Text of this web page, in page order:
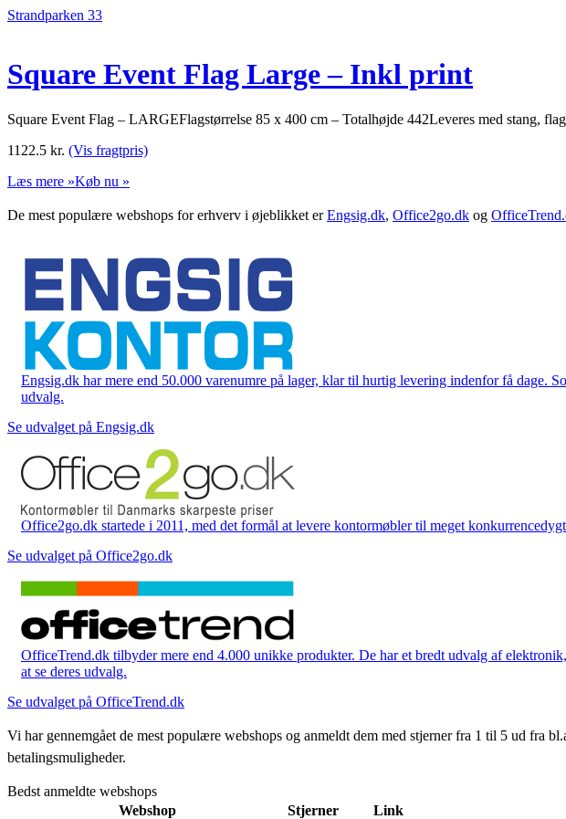
Strandparken 33
Square Event Flag Large – Inkl print
Square Event Flag – LARGEFlagstørrelse 85 x 400 cm – Totalhøjde 442Leveres med stang,
1122.5 kr. (Vis fragtpris)
Læs mere »Køb nu »
De mest populære webshops for erhverv i øjeblikket erEngsig.dk, Office2go.dk og
Engsig.dk har mere end 50.000 varenumre på lager, klar til hurtig levering indenfor få dage.
udvalg.
Se udvalget på Engsig.dk
Office2go.dk startede i 2011, med det formål at levere kontormøbler til meget
Se udvalget på Office2go.dk
OfficeTrend.dk tilbyder mere end 4.000 unikke produkter. De har et bredt udvalg af
at se deres udvalg.
Se udvalget på OfficeTrend.dk
Vi har gennemgået de mest populære webshops og anmeldt dem med stjerner fra 1 til 5 ud fra
betalingsmuligheder.
Bedst anmeldte webshops
Webshop
Stjerner Link